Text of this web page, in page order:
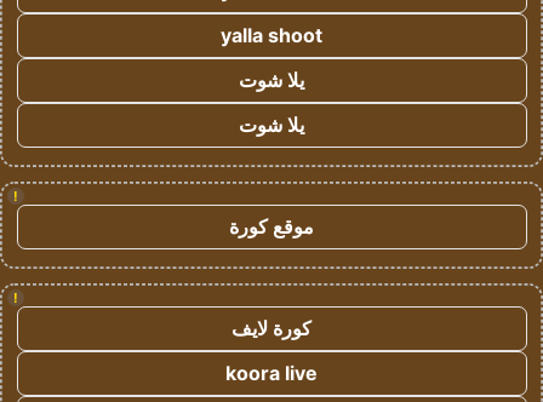
yalla shoot
يلا شوت
يلا شوت
!
موقع كورة
!
كورة لايف
koora live